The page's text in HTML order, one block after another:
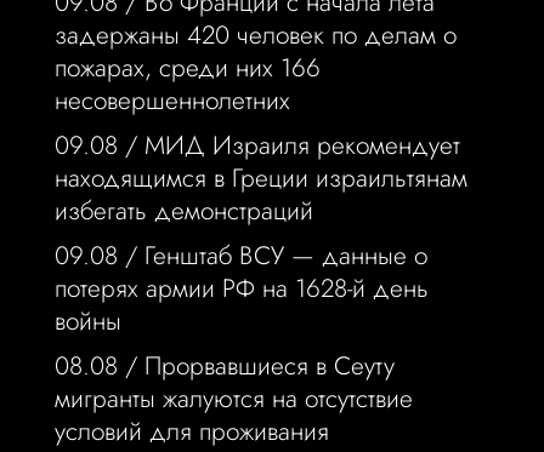
задержаны 420 человек по делам о
пожарах, среди них 166
несовершеннолетних
09.08 / МИД Израиля рекомендует
находящимся в Греции израильтянам
избегать демонстраций
09.08 / Генштаб ВСУ — данные о
потерях армии РФ на 1628-й день
войны
08.08 / Прорвавшиеся в Сеуту
мигранты жалуются на отсутствие
условий для проживания